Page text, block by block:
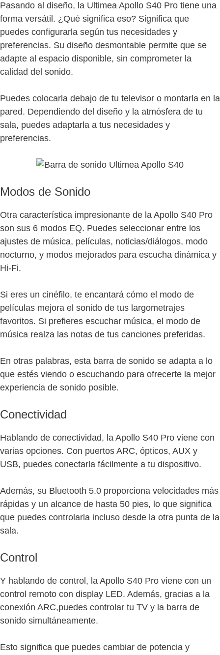
Pasando al diseño, la Ultimea Apollo S40 Pro tiene una
forma versátil. ¿Qué significa eso? Significa que
puedes configurarla según tus necesidades y
preferencias. Su diseño desmontable permite que se
adapte al espacio disponible, sin comprometer la
calidad del sonido.
Puedes colocarla debajo de tu televisor o montarla en la
pared. Dependiendo del diseño y la atmósfera de tu
sala, puedes adaptarla a tus necesidades y
preferencias.
Modos de Sonido
Otra característica impresionante de la Apollo S40 Pro
son sus 6 modos EQ. Puedes seleccionar entre los
ajustes de música, películas, noticias/diálogos, modo
nocturno, y modos mejorados para escucha dinámica y
Hi-Fi.
Si eres un cinéfilo, te encantará cómo el modo de
películas mejora el sonido de tus largometrajes
favoritos. Si prefieres escuchar música, el modo de
música realza las notas de tus canciones preferidas.
En otras palabras, esta barra de sonido se adapta a lo
que estés viendo o escuchando para ofrecerte la mejor
experiencia de sonido posible.
Conectividad
Hablando de conectividad, la Apollo S40 Pro viene con
varias opciones. Con puertos ARC, ópticos, AUX y
USB, puedes conectarla fácilmente a tu dispositivo.
Además, su Bluetooth 5.0 proporciona velocidades más
rápidas y un alcance de hasta 50 pies, lo que significa
que puedes controlarla incluso desde la otra punta de la
sala.
Control
Y hablando de control, la Apollo S40 Pro viene con un
control remoto con display LED. Además, gracias a la
conexión ARC,puedes controlar tu TV y la barra de
sonido simultáneamente.
Esto significa que puedes cambiar de potencia y